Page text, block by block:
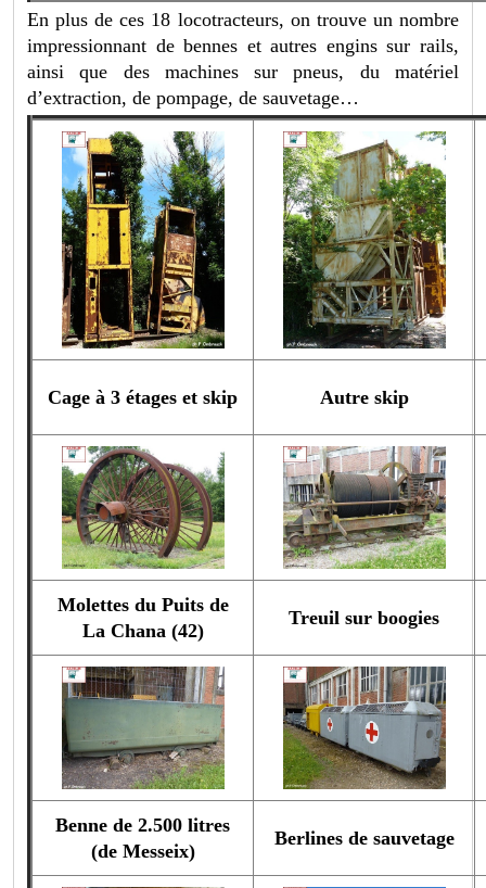
En plus de ces 18 locotracteurs, on trouve un nombre
impressionnant de bennes et autres engins sur rails,
ainsi que des machines sur pneus, du matériel
d’extraction, de pompage, de sauvetage…
Cage à 3 étages et skip Autre skip
Molettes du Puits de
La Chana (42)
Treuil sur boogies
Benne de 2.500 litres
(de Messeix)
Berlines de sauvetage